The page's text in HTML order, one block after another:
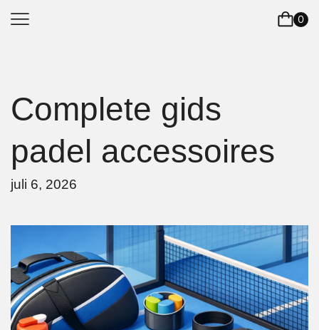
0
Complete gids
padel accessoires
juli 6, 2026